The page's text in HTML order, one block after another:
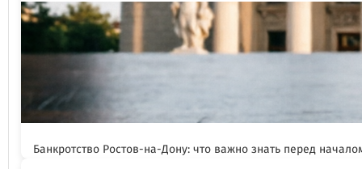
Банкротство Ростов-на-Дону: что важно знать перед